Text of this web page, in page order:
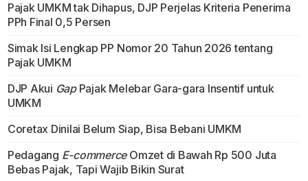
Pajak UMKM tak Dihapus, DJP Perjelas Kriteria Penerima
PPh Final 0,5 Persen
Simak Isi Lengkap PP Nomor 20 Tahun 2026 tentang
Pajak UMKM
DJP Akui GapPajak Melebar Gara-gara Insentif untuk
UMKM
Coretax Dinilai Belum Siap, Bisa Bebani UMKM
Pedagang E-commerce Omzet di Bawah Rp 500 Juta
Bebas Pajak, Tapi Wajib Bikin Surat